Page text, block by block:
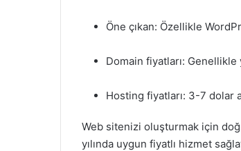
Öne çıkan: Özellikle
Domain fiyatları: Genellikle
Hosting fiyatları: 3-7 dolar
Web sitenizi oluşturmak için
yılında uygun fiyatlı hizmet